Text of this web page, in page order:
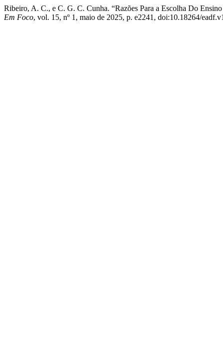
Ribeiro, A. C., e C. G. C. Cunha. “Razões Para a Escolha Do
Em Foco, vol. 15, nº 1, maio de 2025, p. e2241, doi:10.18264/